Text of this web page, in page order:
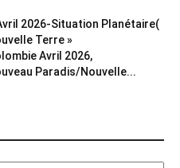
2026-Situation Planétaire(
Terre »
Avril 2026,
Paradis/Nouvelle...